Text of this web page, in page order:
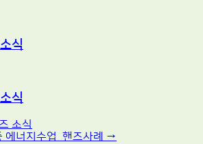
식
식
소식
너지수업_핸즈사례 →